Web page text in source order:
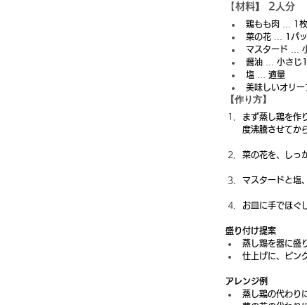
【材料】 2人分
鶏もも肉 … 1枚
菜の花 … 1パ
マスタード …
醤油 … 小さじ1
塩 … 適量
美味しいオリ
【作り方】
まず蒸し鶏を作
度沸騰させてか
菜の花を、しっ
マスタードと塩
お皿に手でほぐ
盛り付け提案
蒸し鶏を器に盛
仕上げに、ピン
アレンジ例
蒸し鶏の代わり